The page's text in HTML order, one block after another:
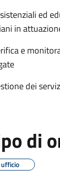
ed
in
e
dei
di
ufficio